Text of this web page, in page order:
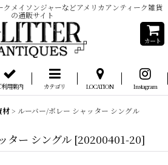
メイソンジャーなどアメリカアンティーク雑貨
の通販サイト
カート
利用案内 カテゴリ LOCATION Instagram
材> ルーバー/ボレー シャッター シングル
ター シングル [20200401-20]